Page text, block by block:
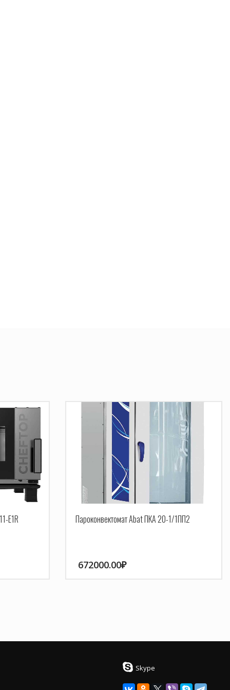
E1R Пароконвектомат Abat ПКА 20-1/1ПП2
672000.00₽
Skype